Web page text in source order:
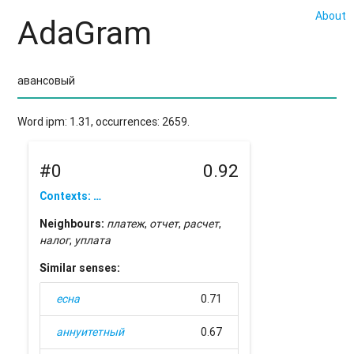
About
AdaGram
Word ipm: 1.31, occurrences: 2659.
#0 0.92
Contexts: …
Neighbours: платеж, отчет, расчет,
налог, уплата
Similar senses:
есна 0.71
аннуитетный 0.67